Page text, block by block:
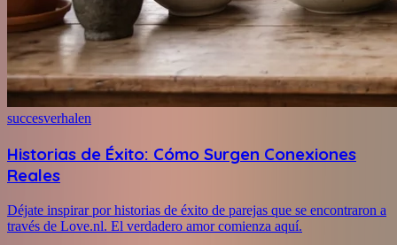
succesverhalen
Historias de Éxito: Cómo Surgen Conexiones
Reales
Déjate inspirar por historias de éxito de parejas que se encontraron a
través de Love.nl. El verdadero amor comienza aquí.